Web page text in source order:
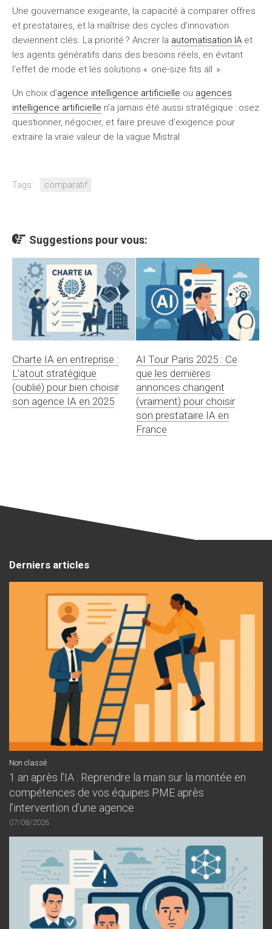
Une gouvernance exigeante, la capacité à comparer offres
et prestataires, et la maîtrise des cycles d’innovation
deviennent clés. La priorité ? Ancrer la automatisation IA et
les agents génératifs dans des besoins réels, en évitant
l’effet de mode et les solutions « one-size fits all ».
Un choix d’agence intelligence artificielle ou agences
intelligence artificielle n’a jamais été aussi stratégique : osez
questionner, négocier, et faire preuve d’exigence pour
extraire la vraie valeur de la vague Mistral.
Tags: comparatif
Suggestions pour vous:
Charte IA en entreprise :
L’atout stratégique
(oublié) pour bien choisir
son agence IA en 2025
AI Tour Paris 2025 : Ce
que les dernières
annonces changent
(vraiment) pour choisir
son prestataire IA en
France
Derniers articles
Non classé
1 an après l’IA : Reprendre la main sur la montée en
compétences de vos équipes PME après
l’intervention d’une agence
07/08/2026